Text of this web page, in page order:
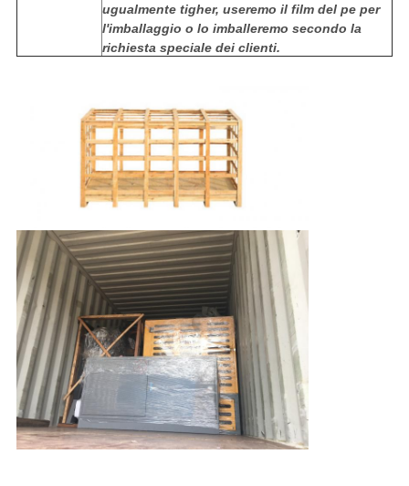
ugualmente tigher, useremo il film del pe per
l'imballaggio o lo imballeremo secondo la
richiesta speciale dei clienti.